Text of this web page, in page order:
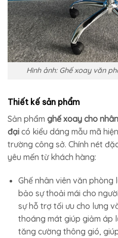
Hình ảnh: Ghế xoay văn
Thiết kế sản phẩm
Sản phẩm ghế xoay cho
đại có kiểu dáng mẫu mã
trường công sở. Chính nét
yêu mến từ khách hàng:
Ghế nhân viên văn phòng
bảo sự thoải mái cho
sự hỗ trợ tối ưu cho lưng
thoáng mát giúp giảm áp
tăng cường thông gió,